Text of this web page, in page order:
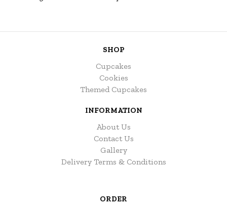
SHOP
Cupcakes
Cookies
Themed Cupcakes
INFORMATION
About Us
Contact Us
Gallery
Delivery Terms & Conditions
ORDER